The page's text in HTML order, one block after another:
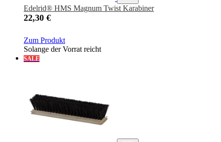
Edelrid® HMS Magnum Twist Karabiner
22,30 €
Zum Produkt
Solange der Vorrat reicht
SALE